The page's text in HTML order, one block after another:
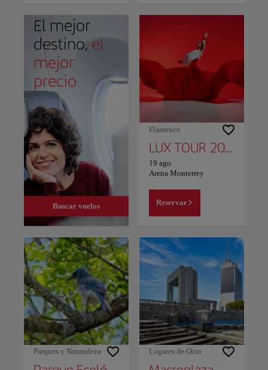
El mejor
destino, el
mejor
precio
Buscar vuelos
Flamenco
LUX TOUR 2026: ROSALIA
19 ago.
Arena Monterrey
Reservar
Parques y Naturaleza Lugares de Ocio